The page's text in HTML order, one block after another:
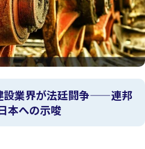
設業界が法廷闘争——連邦
本への示唆